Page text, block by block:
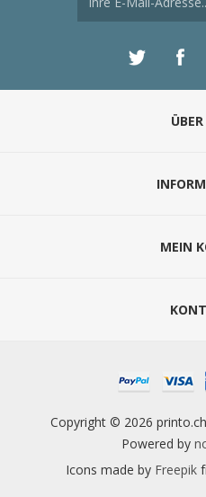
MEIN
Copyright © 2026
Powered by
Icons made by Freepik